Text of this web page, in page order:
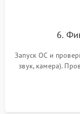
6.
Запуск ОС и
звук, камера).
для контроля